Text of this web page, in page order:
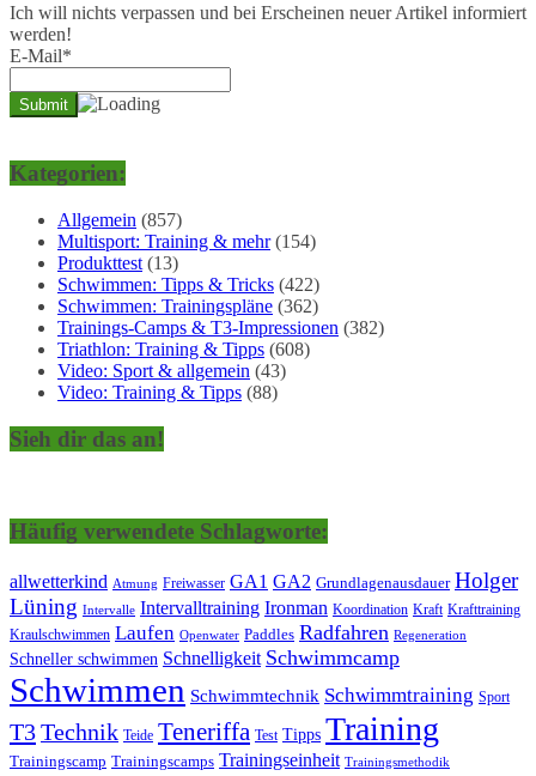
Ich will nichts verpassen und bei Erscheinen neuer Artikel informiert
werden!
E-Mail*
Kategorien:
Allgemein (857)
Multisport: Training & mehr(154)
Produkttest (13)
Schwimmen: Tipps & Tricks (422)
Schwimmen: Trainingspläne (362)
Trainings-Camps & T3-Impressionen (382)
Triathlon: Training & Tipps (608)
Video: Sport & allgemein (43)
Video: Training & Tipps (88)
Sieh dir das an!
Häufig verwendete Schlagworte:
allwetterkind Atmung Freiwasser GA1 GA2 Grundlagenausdauer Holger
Lüning Intervalle Intervalltraining Ironman Koordination Kraft Krafttraining
Kraulschwimmen Laufen Openwater Paddles Radfahren Regeneration
Schneller schwimmen Schnelligkeit Schwimmcamp
Schwimmen Schwimmtechnik Schwimmtraining Sport
T3Technik Teide Teneriffa Test Tipps Training
Trainingscamp Trainingscamps Trainingseinheit Trainingsmethodik